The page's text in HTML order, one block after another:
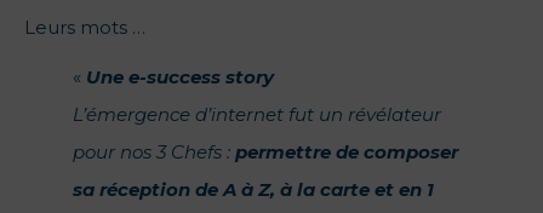
Leurs mots …
« Une e-success story
L’émergence d’internet fut un révélateur
pour nos 3 Chefs : permettre de composer
sa réception de A à Z, à la carte et en 1